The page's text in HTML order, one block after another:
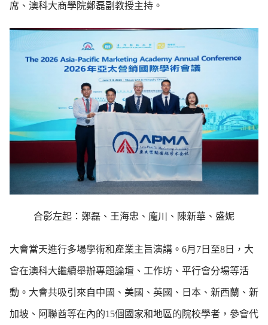
席、澳科大商學院鄭磊副教授主持。
合影左起：鄭磊、王海忠、龐川、陳新華、盛妮
大會當天進行多場學術和產業主旨演講。6月7日至8日，大
會在澳科大繼續舉辦專題論壇、工作坊、平行會分場等活
動。大會共吸引來自中國、美國、英國、日本、新西蘭、新
加坡、阿聯酋等在內的15個國家和地區的院校學者，參會代